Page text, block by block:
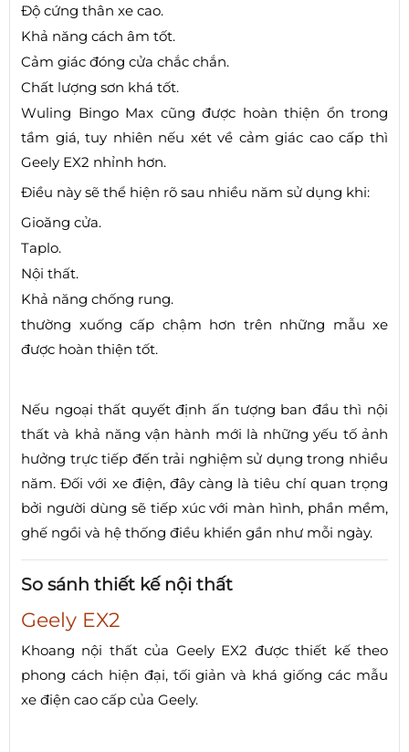
Độ cứng thân xe cao.
Khả năng cách âm tốt.
Cảm giác đóng cửa chắc chắn.
Chất lượng sơn khá tốt.
Wuling Bingo Max cũng được hoàn thiện ổn trong
tầm giá, tuy nhiên nếu xét về cảm giác cao cấp thì
Geely EX2 nhỉnh hơn.
Điều này sẽ thể hiện rõ sau nhiều năm sử dụng khi:
Gioăng cửa.
Taplo.
Nội thất.
Khả năng chống rung.
thường xuống cấp chậm hơn trên những mẫu xe
được hoàn thiện tốt.
Nếu ngoại thất quyết định ấn tượng ban đầu thì nội
thất và khả năng vận hành mới là những yếu tố ảnh
hưởng trực tiếp đến trải nghiệm sử dụng trong nhiều
năm. Đối với xe điện, đây càng là tiêu chí quan trọng
bởi người dùng sẽ tiếp xúc với màn hình, phần mềm,
ghế ngồi và hệ thống điều khiển gần như mỗi ngày.
So sánh thiết kế nội thất
Geely EX2
Khoang nội thất của Geely EX2 được thiết kế theo
phong cách hiện đại, tối giản và khá giống các mẫu
xe điện cao cấp của Geely.